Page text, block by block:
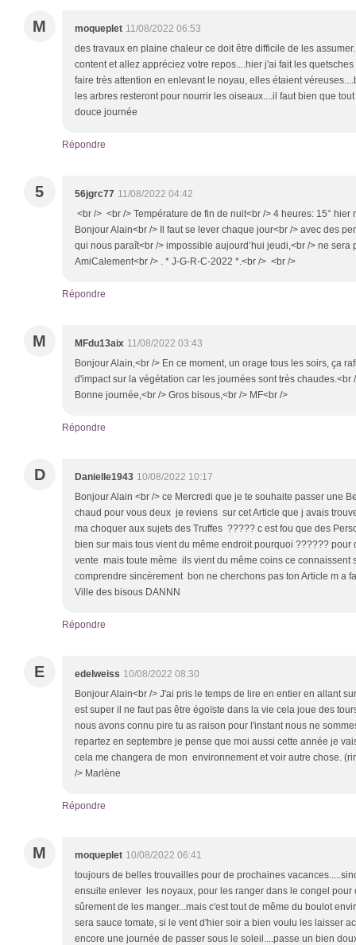
M moqueplet 11/08/2022 06:53
des travaux en plaine chaleur ce doit être difficile de les
content et allez appréciez votre repos....hier j'ai fait les
faire très attention en enlevant le noyau, elles étaient
les arbres resteront pour nourrir les oiseaux....il faut bien que
douce journée
Répondre
5 56jgrc77 11/08/2022 04:42
<br /> <br /> Température de fin de nuit<br /> 4 heures: 15° hier
Bonjour Alain<br /> Il faut se lever chaque jour<br /> avec des
qui nous paraît<br /> impossible aujourd’hui jeudi,<br /> ne
AmiCalement<br /> . * J-G-R-C-2022 *.<br /> <br />
Répondre
M MFdu13aix 11/08/2022 03:43
Bonjour Alain,<br /> En ce moment, un orage tous les soirs, ça
d'impact sur la végétation car les journées sont très chaudes.<br
Bonne journée,<br /> Gros bisous,<br /> MF<br />
Répondre
D Danielle1943 10/08/2022 10:17
Bonjour Alain <br /> ce Mercredi que je te souhaite passer une
chaud pour vous deux je reviens sur cet Article que j avais
ma choquer aux sujets des Truffes ????? c est fou que des
bien sur mais tous vient du même endroit pourquoi ?????? pour
vente mais toute même ils vient du même coins ce connaissent
comprendre sincèrement bon ne cherchons pas ton Article m a
Ville des bisous DANNN
Répondre
E edelweiss 10/08/2022 08:30
Bonjour Alain<br /> J'ai pris le temps de lire en entier en allant
est super il ne faut pas être égoïste dans la vie cela joue des
nous avons connu pire tu as raison pour l'instant nous ne
repartez en septembre je pense que moi aussi cette année je
cela me changera de mon environnement et voir autre chose.
/> Marlène
Répondre
M moqueplet 10/08/2022 06:41
toujours de belles trouvailles pour de prochaines
ensuite enlever les noyaux, pour les ranger dans le congel pour
sûrement de les manger...mais c'est tout de même du boulot
sera sauce tomate, si le vent d'hier soir a bien voulu les laisser
encore une journée de passer sous le soleil....passe un bien